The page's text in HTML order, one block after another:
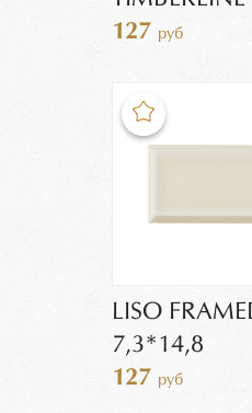
127 руб
LISO
7,3*14,8
127 руб